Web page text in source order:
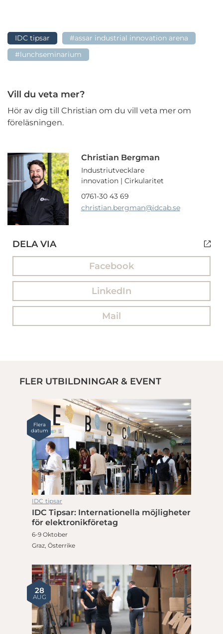
IDC tipsar
#assar industrial innovation arena
#lunchseminarium
Vill du veta mer?
Hör av dig till Christian om du vill veta mer om
föreläsningen.
Christian Bergman
Industriutvecklare
innovation | Cirkularitet
0761-30 43 69
christian.bergman@idcab.se
DELA VIA
Facebook
LinkedIn
Mail
FLER UTBILDNINGAR & EVENT
Flera
datum
IDC tipsar
IDC Tipsar: Internationella möjligheter
för elektronikföretag
6-9 Oktober
Graz, Österrike
28
AUG